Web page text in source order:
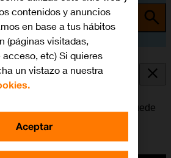
tema
lentamente o no responde, puede
contenidos y anuncios
en base a tus hábitos
(páginas visitadas,
etc) Si quieres
un vistazo a nuestra
Aceptar